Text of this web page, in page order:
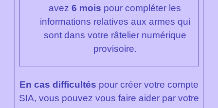
avez 6 mois pour compléter les
informations relatives aux armes qui
sont dans votre râtelier numérique
provisoire.
En cas difficultés pour créer votre compte
SIA, vous pouvez vous faire aider par votre